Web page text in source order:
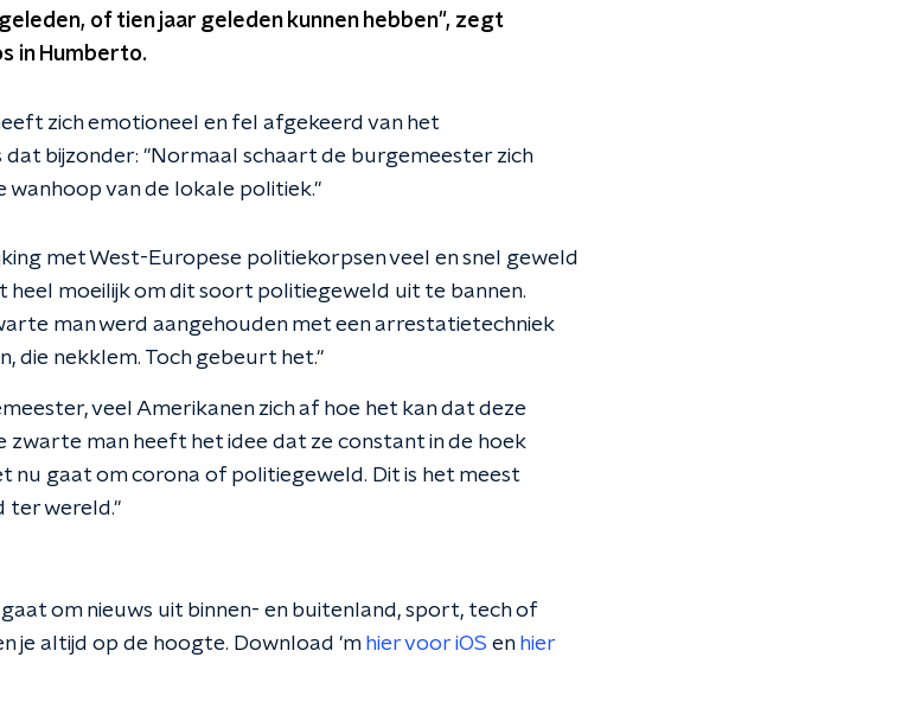
of tien jaar geleden kunnen hebben", zegt
in Humberto.
zich emotioneel en fel afgekeerd van het
dat bijzonder: "Normaal schaart de burgemeester zich
van de lokale politiek."
met West-Europese politiekorpsen veel en snel geweld
moeilijk om dit soort politiegeweld uit te bannen.
man werd aangehouden met een arrestatietechniek
die nekklem. Toch gebeurt het."
veel Amerikanen zich af hoe het kan dat deze
zwarte man heeft het idee dat ze constant in de hoek
nu gaat om corona of politiegeweld. Dit is het meest
ter wereld."
om nieuws uit binnen- en buitenland, sport, tech of
je altijd op de hoogte. Download 'm hier voor iOS en hier